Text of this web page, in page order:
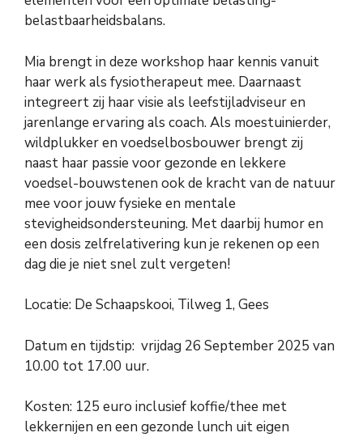
belastbaarheidsbalans.
Mia brengt in deze workshop haar kennis vanuit
haar werk als fysiotherapeut mee. Daarnaast
integreert zij haar visie als leefstijladviseur en
jarenlange ervaring als coach. Als moestuinierder,
wildplukker en voedselbosbouwer brengt zij
naast haar passie voor gezonde en lekkere
voedsel-bouwstenen ook de kracht van de natuur
mee voor jouw fysieke en mentale
stevigheidsondersteuning. Met daarbij humor en
een dosis zelfrelativering kun je rekenen op een
dag die je niet snel zult vergeten!
Locatie: De Schaapskooi, Tilweg 1, Gees
Datum en tijdstip: vrijdag 26 September 2025 van
10.00 tot 17.00 uur.
Kosten: 125 euro inclusief koffie/thee met
lekkernijen en een gezonde lunch uit eigen